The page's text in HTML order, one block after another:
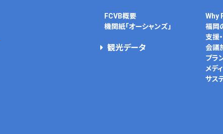
FCVB概要
機関紙「オーシャンズ」
観光データ
Why
福岡
支援
会議
プラ
メデ
サス